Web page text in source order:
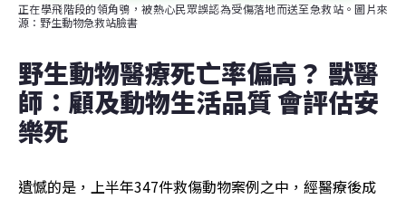
正在學飛階段的領角鴞，被熱心民眾誤認為受傷落地而送至急救站。圖片來
源：野生動物急救站臉書
野生動物醫療死亡率偏高？ 獸醫
師：顧及動物生活品質 會評估安
樂死
遺憾的是，上半年347件救傷動物案例之中，經醫療後成